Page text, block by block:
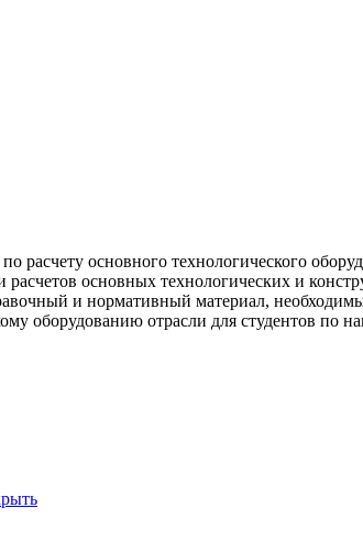
расчету основного технологического
расчетов основных технологических и
и нормативный материал,
оборудованию отрасли для студентов по